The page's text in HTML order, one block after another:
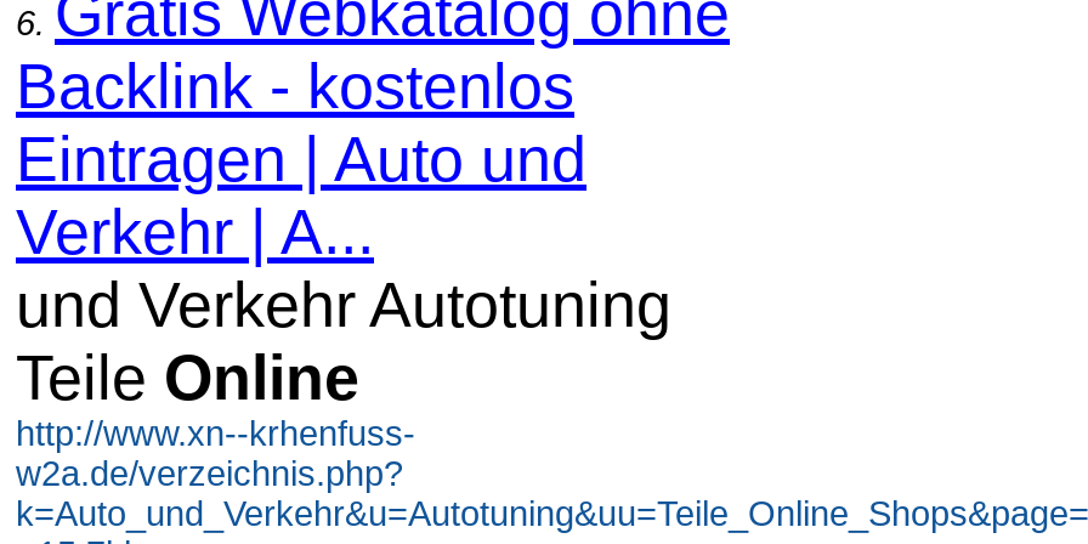
6.
Backlink - kostenlos
Eintragen | Auto und
Verkehr | A...
und Verkehr Autotuning
Teile Online
http://www.xn--krhenfuss-
w2a.de/verzeichnis.php?